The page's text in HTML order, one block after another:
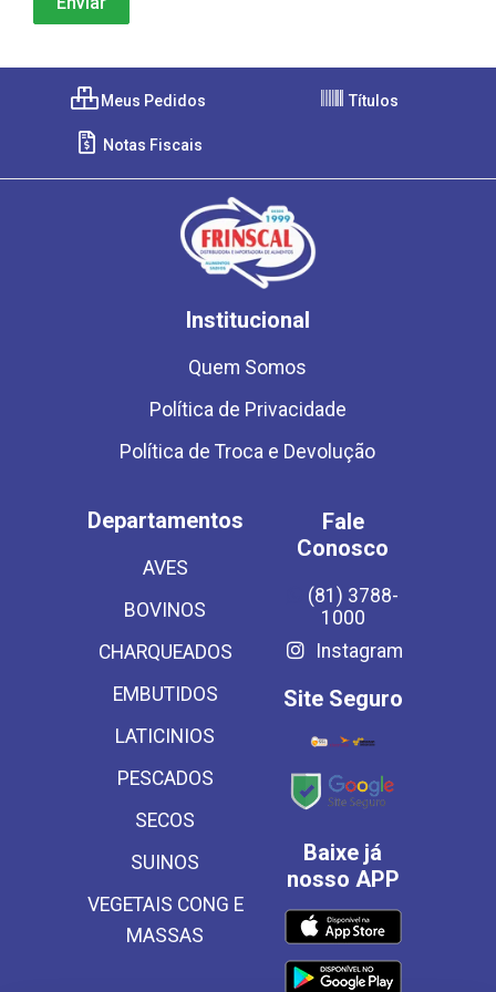
Meus Pedidos Títulos
Notas Fiscais
Institucional
Quem Somos
Política de Privacidade
Política de Troca e Devolução
Departamentos
AVES
BOVINOS
CHARQUEADOS
EMBUTIDOS
LATICINIOS
PESCADOS
SECOS
SUINOS
VEGETAIS CONG E
MASSAS
Fale
Conosco
(81) 3788-
1000
Instagram
Site Seguro
Baixe já
nosso APP